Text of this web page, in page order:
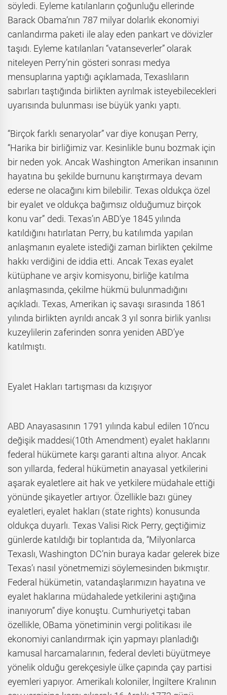
söyledi. Eyleme katılanların çoğunluğu ellerinde
Barack Obama’nın 787 milyar dolarlık ekonomiyi
canlandırma paketi ile alay eden pankart ve dövizler
taşıdı. Eyleme katılanları “vatanseverler” olarak
niteleyen Perry’nin gösteri sonrası medya
mensuplarına yaptığı açıklamada, Texaslıların
sabırları taştığında birlikten ayrılmak isteyebilecekleri
uyarısında bulunması ise büyük yankı yaptı.
“Birçok farklı senaryolar” var diye konuşan Perry,
“Harika bir birliğimiz var. Kesinlikle bunu bozmak için
bir neden yok. Ancak Washington Amerikan insanının
hayatına bu şekilde burnunu karıştırmaya devam
ederse ne olacağını kim bilebilir. Texas oldukça özel
bir eyalet ve oldukça bağımsız olduğumuz birçok
konu var” dedi. Texas’ın ABD’ye 1845 yılında
katıldığını hatırlatan Perry, bu katılımda yapılan
anlaşmanın eyalete istediği zaman birlikten çekilme
hakkı verdiğini de iddia etti. Ancak Texas eyalet
kütüphane ve arşiv komisyonu, birliğe katılma
anlaşmasında, çekilme hükmü bulunmadığını
açıkladı. Texas, Amerikan iç savaşı sırasında 1861
yılında birlikten ayrıldı ancak 3 yıl sonra birlik yanlısı
kuzeylilerin zaferinden sonra yeniden ABD’ye
katılmıştı.
Eyalet Hakları tartışması da kızışıyor
ABD Anayasasının 1791 yılında kabul edilen 10’ncu
değişik maddesi(10th Amendment) eyalet haklarını
federal hükümete karşı garanti altına alıyor. Ancak
son yıllarda, federal hükümetin anayasal yetkilerini
aşarak eyaletlere ait hak ve yetkilere müdahale ettiği
yönünde şikayetler artıyor. Özellikle bazı güney
eyaletleri, eyalet hakları (state rights) konusunda
oldukça duyarlı. Texas Valisi Rick Perry, geçtiğimiz
günlerde katıldığı bir toplantıda da, “Milyonlarca
Texaslı, Washington DC’nin buraya kadar gelerek bize
Texas’ı nasıl yönetmemizi söylemesinden bıkmıştır.
Federal hükümetin, vatandaşlarımızın hayatına ve
eyalet haklarına müdahalede yetkilerini aştığına
inanıyorum” diye konuştu. Cumhuriyetçi taban
özellikle, OBama yönetiminin vergi politikası ile
ekonomiyi canlandırmak için yapmayı planladığı
kamusal harcamalarının, federal devleti büyütmeye
yönelik olduğu gerekçesiyle ülke çapında çay partisi
eyemleri yapıyor. Amerikalı koloniler, İngiltere Kralının